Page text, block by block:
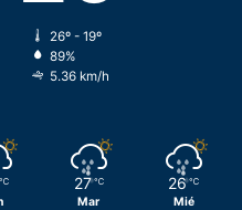
26º - 19º
89%
5.36 km/h
27 ℃
Mar
26 ℃
Mié